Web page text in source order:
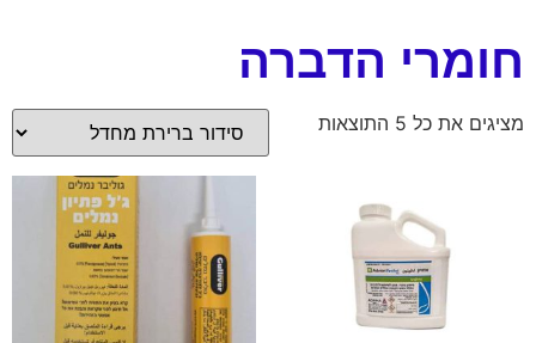
חומרי הדברה
מציגים את כל ⁦5⁩ התוצאות